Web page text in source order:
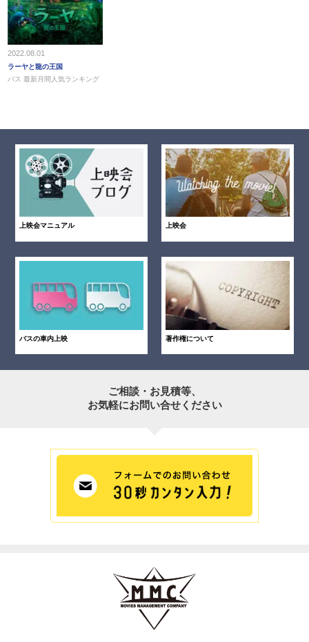
2022.08.01
ラーヤと龍の王国
バス 最新月間人気ランキング
上映会マニュアル 上映会
バスの車内上映 著作権について
ご相談・お見積等、
お気軽にお問い合せください